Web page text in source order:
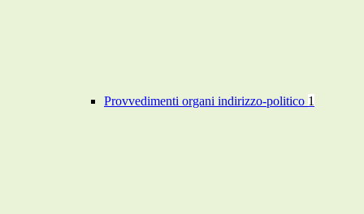
Provvedimenti organi indirizzo-politico 1